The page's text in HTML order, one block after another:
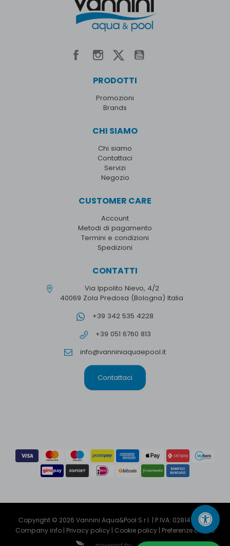
PRODOTTI
Promozioni
Brands
CHI SIAMO
Chi siamo
Contattaci
Servizi
Negozio
CUSTOMER CARE
Account
Metodi di pagamento
Termini e condizioni
Spedizioni
CONTATTI
Via Ippolito Nievo, 4/2
40069 Zola Predosa (Bologna) Italia
+39 342 535 4228
+39 051 6760 813
info@vanniniaquaepool.it
Contattaci
Copyright © 2026 Vannini Aqua&Pool S.r.l. | P.IVA: 02814791204
Company info | Privacy policy | Cookie policy | Preferenze cookie